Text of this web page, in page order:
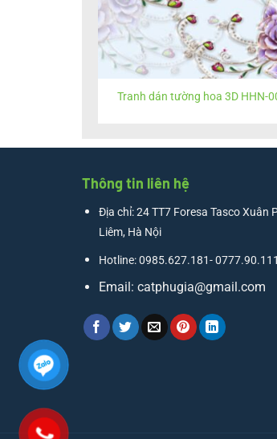
Tranh dán tường hoa 3D HHN-
Thông tin liên hệ
Địa chỉ: 24 TT7 Foresa Tasco Xuân
Liêm, Hà Nội
Hotline: 0985.627.181-
Email: catphugia@gmail.com